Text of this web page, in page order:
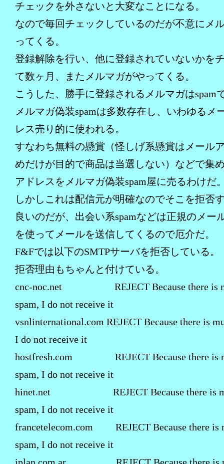
チェックを外さないと大変なことになる。
なので毎回チェックしているのだが不意にメ
ってくる。
登録解除を行い、他に登録されていないかを
て数ヶ月、またメルマガがやってくる。
こうした、勝手に登録されるメルマガはspam
メルマガ偽装spamは多数存在し、いわゆるメ
レス売り的に使われる。
すなわち無料の懸賞（怪しげ系懸賞はメール
めだけが目的で商品は当選しない）などで集
アドレスをメルマガ偽装spam屋に売るわけだ
しかしこれは配信元が明確なのでそこを拒否
良いのだが、出会い系spamなどは正規のメー
を使ってメールを送信してくるので厄介だ。
F&Fでは以下のSMTPサーバを拒否している。
拒否理由もちゃんと付けている。
cnc-noc.net REJECT Because there is
spam, I do not receive it
vsnlinternational.com REJECT Because there is
I do not receive it
hostfresh.com REJECT Because there is
spam, I do not receive it
hinet.net REJECT Because there is
spam, I do not receive it
francetelecom.com REJECT Because there is
spam, I do not receive it